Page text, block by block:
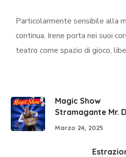
Particolarmente sensibile alla
continua, Irene porta nei suoi
teatro come spazio di gioco,
Magic Show
Stramagante Mr.
Marzo 24, 2025